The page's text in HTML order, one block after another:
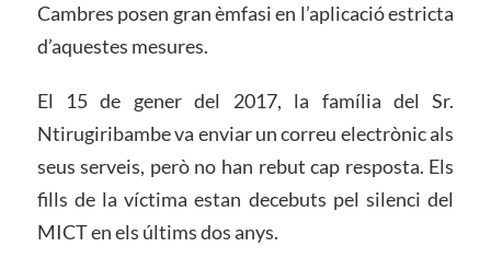
Cambres posen gran èmfasi en l’aplicació estricta
d’aquestes mesures.
El 15 de gener del 2017, la família del Sr.
Ntirugiribambe va enviar un correu electrònic als
seus serveis, però no han rebut cap resposta. Els
fills de la víctima estan decebuts pel silenci del
MICT en els últims dos anys.